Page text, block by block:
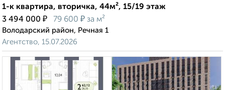
1-к квартира, вторичка, 44м², 15/19 этаж
3 494 000 ₽ 79 600 ₽ за м²
Володарский район, Речная 1
Агентство, 15.07.2026